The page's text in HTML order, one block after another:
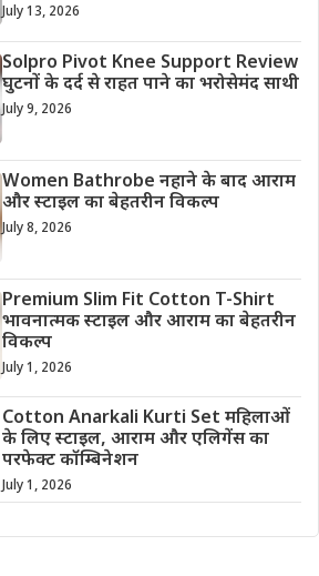
July 13, 2026
Solpro Pivot Knee Support Review
घुटनों के दर्द से राहत पाने का भरोसेमंद साथी
July 9, 2026
Women Bathrobe नहाने के बाद आराम
और स्टाइल का बेहतरीन विकल्प
July 8, 2026
Premium Slim Fit Cotton T-Shirt
भावनात्मक स्टाइल और आराम का बेहतरीन
विकल्प
July 1, 2026
Cotton Anarkali Kurti Set महिलाओं
के लिए स्टाइल, आराम और एलिगेंस का
परफेक्ट कॉम्बिनेशन
July 1, 2026